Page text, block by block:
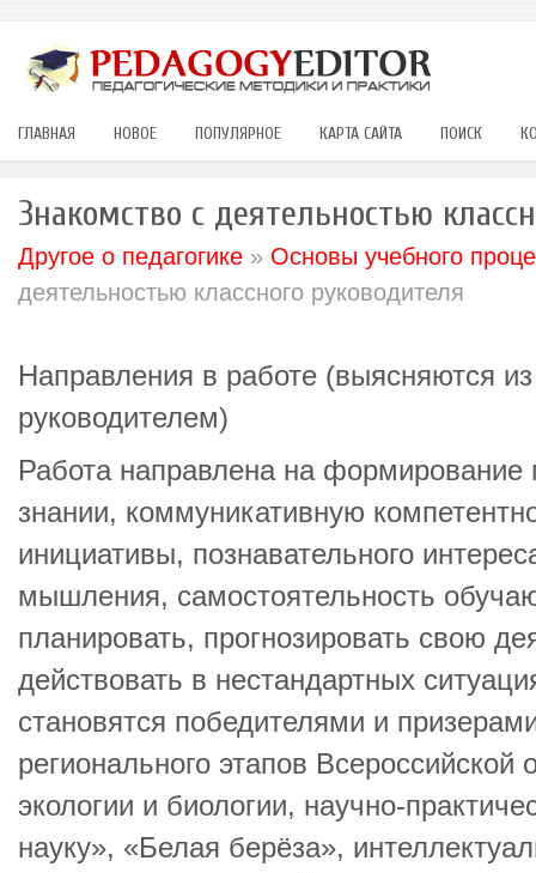
ГЛАВНАЯ НОВОЕ ПОПУЛЯРНОЕ КАРТА САЙТА ПОИСК
Знакомство с деятельностью
Другое о педагогике » Основы учебного
деятельностью классного руководителя
Направления в работе (выясняются
руководителем)
Работа направлена на формирование
знании, коммуникативную
инициативы, познавательного
мышления, самостоятельность
планировать, прогнозировать свою
действовать в нестандартных
становятся победителями и
регионального этапов
экологии и биологии, научно-
науку», «Белая берёза»,